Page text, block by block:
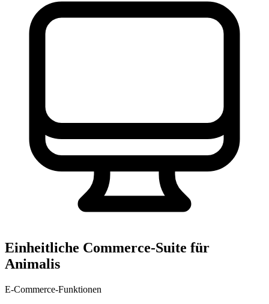
Einheitliche Commerce-Suite für
Animalis
E-Commerce-Funktionen